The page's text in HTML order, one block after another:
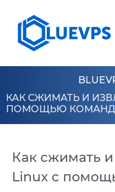
VPS ГОНКОНГ
СЕРВЕРИ >
КАК СЖИМАТЬ И
ПОМОЩЬЮ КОМАНД
Как сжимать
Linux с